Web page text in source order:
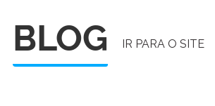
BLOG IR PARA O SITE